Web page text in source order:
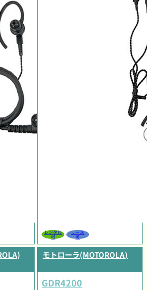
レンタル
可
リース
可
モトローラ(MOTOROLA)
GDR4200